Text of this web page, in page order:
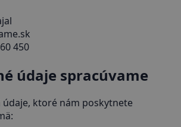
450
údaje spracúvame
údaje, ktoré nám poskytnete